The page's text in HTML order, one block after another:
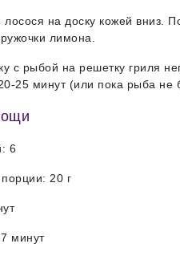
на доску кожей вниз.
лимона.
с рыбой на решетку гриля
25 минут (или пока рыба не
6
20 г
минут